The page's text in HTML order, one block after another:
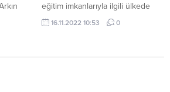
eğitim imkanlarıyla ilgili ülkede
yapılan reklamlara karşı uyarıda
bulunuldu, ‘yanıltıcı’ olduğu ifade
16.11.2022 10:53 0